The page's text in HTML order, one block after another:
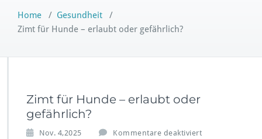
Home / Gesundheit /
Zimt für Hunde – erlaubt oder gefährlich?
Zimt für Hunde – erlaubt oder
gefährlich?
Nov. 4,2025 Kommentare deaktiviert